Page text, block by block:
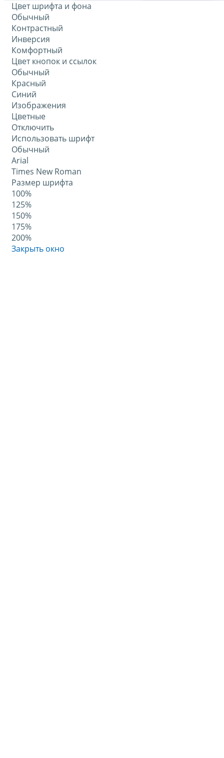
Цвет шрифта и фона
Обычный
Контрастный
Инверсия
Комфортный
Цвет кнопок и ссылок
Обычный
Красный
Синий
Изображения
Цветные
Отключить
Использовать шрифт
Обычный
Arial
Times New Roman
Размер шрифта
100%
125%
150%
175%
200%
Закрыть окно